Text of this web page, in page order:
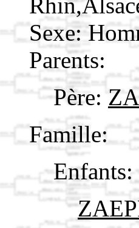
Sexe:
Parents:
Père:
Famille:
Enfants: